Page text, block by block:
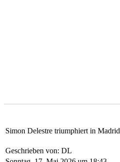
Simon Delestre triumphiert in Madrid
Geschrieben von: DL